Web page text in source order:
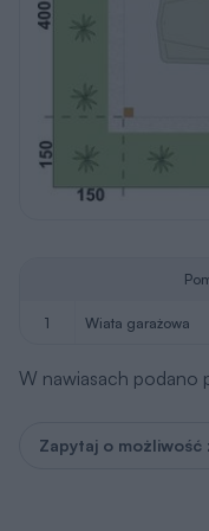
1 wiata garażowa
W nawiasach podano
Zapytaj o możliwość